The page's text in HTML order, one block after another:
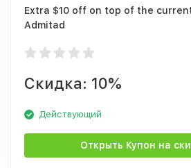
Extra $10 off on top of the
Admitad
Скидка: 10%
Действующий
Открыть Купон на